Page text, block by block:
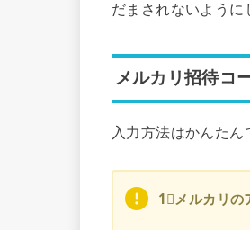
だまされないように
メルカリ招待コ
入力方法はかんたん
1⃣メルカリの